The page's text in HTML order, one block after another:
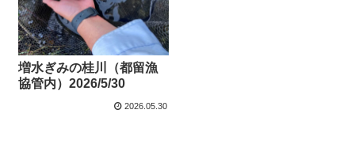
増水ぎみの桂川（都留漁
協管内）2026/5/30
2026.05.30